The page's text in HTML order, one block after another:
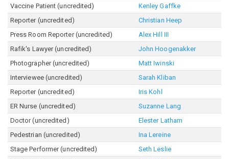
Vaccine Patient (uncredited)
Kenley Gaffke
Reporter (uncredited)
Christian Heep
Press Room Reporter (uncredited)
Alex Hill III
Rafik's Lawyer (uncredited)
John Hoogenakker
Photographer (uncredited)
Matt Iwinski
Interviewee (uncredited)
Sarah Kliban
Reporter (uncredited)
Iris Kohl
ER Nurse (uncredited)
Suzanne Lang
Doctor (uncredited)
Elester Latham
Pedestrian (uncredited)
Ina Lereine
Stage Performer (uncredited)
Seth Leslie